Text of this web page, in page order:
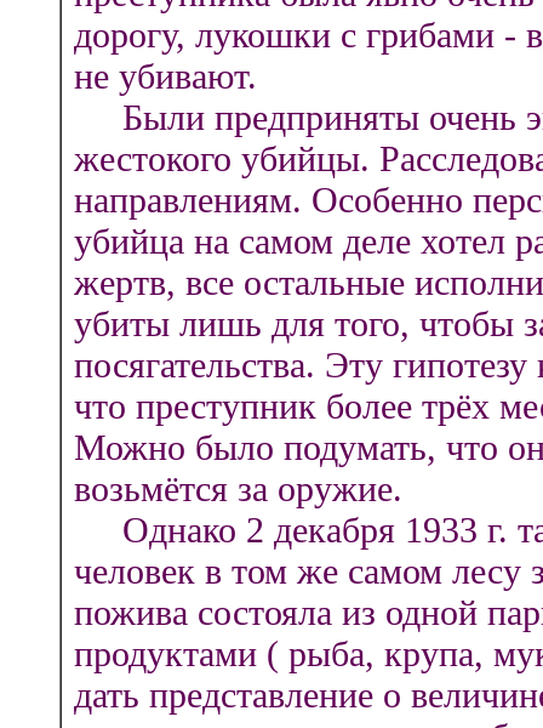
дорогу, лукошки с грибами -
не убивают.
Были предприняты очень
жестокого убийцы.
направлениям. Особенно
убийца на самом деле хотел
жертв, все остальные
убиты лишь для того, чтобы
посягательства. Эту
что преступник более трёх
Можно было подумать, что
возьмётся за оружие.
Однако 2 декабря 1933 г.
человек в том же самом лесу
пожива состояла из одной
продуктами ( рыба, крупа,
дать представление о